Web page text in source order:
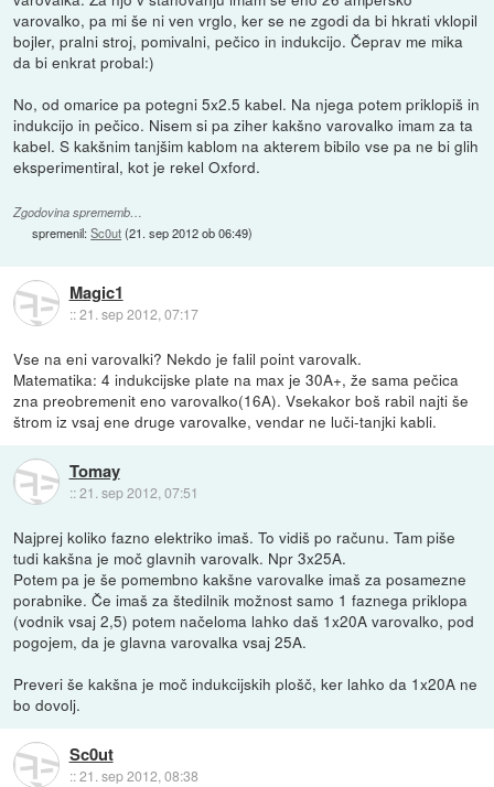
varovalko, pa mi še ni ven vrglo, ker se ne zgodi da bi hkrati vklopil
bojler, pralni stroj, pomivalni, pečico in indukcijo. Čeprav me mika
da bi enkrat probal:)
No, od omarice pa potegni 5x2.5 kabel. Na njega potem priklopiš in
indukcijo in pečico. Nisem si pa ziher kakšno varovalko imam za ta
kabel. S kakšnim tanjšim kablom na akterem bibilo vse pa ne bi glih
eksperimentiral, kot je rekel Oxford.
Zgodovina sprememb…
spremenil:Sc0ut(21. sep 2012 ob 06:49)
Magic1
::21. sep 2012, 07:17
Vse na eni varovalki? Nekdo je falil point varovalk.
Matematika: 4 indukcijske plate na max je 30A+, že sama pečica
zna preobremenit eno varovalko(16A). Vsekakor boš rabil najti še
štrom iz vsaj ene druge varovalke, vendar ne luči-tanjki kabli.
Tomay
::21. sep 2012, 07:51
Najprej koliko fazno elektriko imaš. To vidiš po računu. Tam piše
tudi kakšna je moč glavnih varovalk. Npr 3x25A.
Potem pa je še pomembno kakšne varovalke imaš za posamezne
porabnike. Če imaš za štedilnik možnost samo 1 faznega priklopa
(vodnik vsaj 2,5) potem načeloma lahko daš 1x20A varovalko, pod
pogojem, da je glavna varovalka vsaj 25A.
Preveri še kakšna je moč indukcijskih plošč, ker lahko da 1x20A ne
bo dovolj.
Sc0ut
::21. sep 2012, 08:38